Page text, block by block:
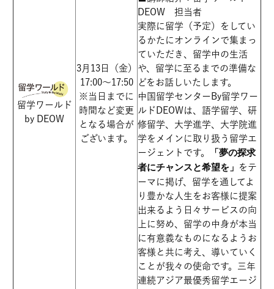
留学ワールド
by DEOW
3月13日（金）
17:00～17:50
※当日までに
時間など変更
となる場合が
ございます。
DEOW 担当者
実際に留学（予定）をしてい
るかたにオンラインで集まっ
ていただき、留学中の生活
や、留学に至るまでの準備な
どをお話しいたします。
中国留学センターBy留学ワー
ルドDEOWは、語学留学、研
修留学、大学進学、大学院進
学をメインに取り扱う留学エ
ージェントです。
「 夢の探求
者にチャンスと希望を」
をテ
ーマに掲げ、留学を通してよ
り豊かな人生をお客様に提案
出来るよう日々サービスの向
上に努め、留学の中身が本当
に有意義なものになるようお
客様と共に考え、導いていく
ことが我々の使命です。三年
連続アジア最優秀留学エージ